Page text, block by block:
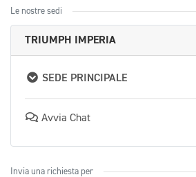
Le nostre sedi
TRIUMPH IMPERIA
SEDE PRINCIPALE
Avvia Chat
Invia una richiesta per